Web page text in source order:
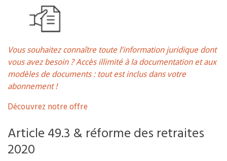
Vous souhaitez connaître toute l’information juridique dont
vous avez besoin ? Accès illimité à la documentation et aux
modèles de documents : tout est inclus dans votre
abonnement !
Découvrez notre offre
Article 49.3 & réforme des retraites
2020